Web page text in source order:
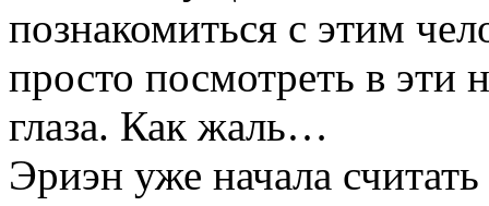
познакомиться с этим
просто посмотреть в эти
глаза. Как жаль…
Эриэн уже начала